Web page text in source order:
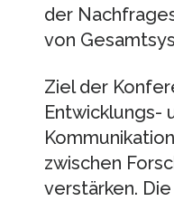
der
von
Ziel der
Entwicklungs-
zwischen
verstärken.